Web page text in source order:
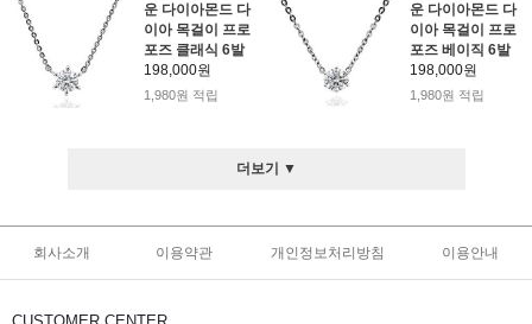
운 다이아몬드 다
이아 목걸이 프로
포즈 클래식 6발
198,000원
1,980원 적립
운 다이아몬드 다
이아 목걸이 프로
포즈 베이직 6발
198,000원
1,980원 적립
더보기 ▼
회사소개 이용약관 개인정보처리방침 이용안내